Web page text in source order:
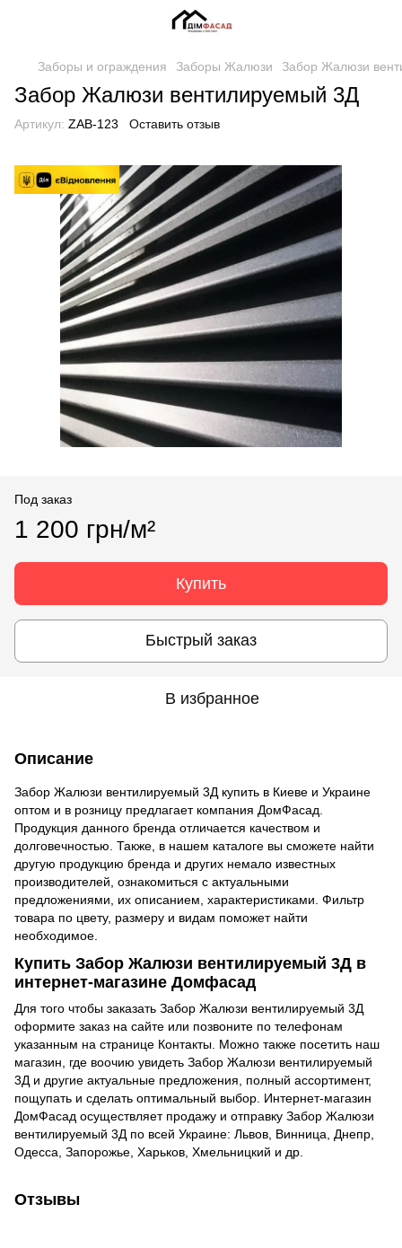
Заборы и ограждения Заборы Жалюзи Забор Жалюзи
Забор Жалюзи вентилируемый 3Д
Артикул: ZAB-123 Оставить отзыв
Под заказ
1 200 грн/м²
Купить
Быстрый заказ
В избранное
Описание
Забор Жалюзи вентилируемый 3Д купить в Киеве и Украине
оптом и в розницу предлагает компания ДомФасад.
Продукция данного бренда отличается качеством и
долговечностью. Также, в нашем каталоге вы сможете найти
другую продукцию бренда и других немало известных
производителей, ознакомиться с актуальными
предложениями, их описанием, характеристиками. Фильтр
товара по цвету, размеру и видам поможет найти
необходимое.
Купить Забор Жалюзи вентилируемый 3Д в
интернет-магазине Домфасад
Для того чтобы заказать Забор Жалюзи вентилируемый 3Д
оформите заказ на сайте или позвоните по телефонам
указанным на странице Контакты. Можно также посетить наш
магазин, где воочию увидеть Забор Жалюзи вентилируемый
3Д и другие актуальные предложения, полный ассортимент,
пощупать и сделать оптимальный выбор. Интернет-магазин
ДомФасад осуществляет продажу и отправку Забор Жалюзи
вентилируемый 3Д по всей Украине: Львов, Винница, Днепр,
Одесса, Запорожье, Харьков, Хмельницкий и др.
Отзывы